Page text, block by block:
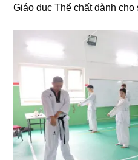
Giáo dục Thể chất dành cho